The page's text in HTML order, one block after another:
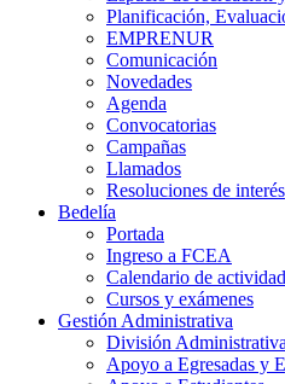
Planificación,
EMPRENUR
Comunicación
Novedades
Agenda
Convocatorias
Campañas
Llamados
Resoluciones de interés
Bedelía
Portada
Ingreso a FCEA
Calendario de
Cursos y exámenes
Gestión Administrativa
División Administrativa
Apoyo a Egresadas y